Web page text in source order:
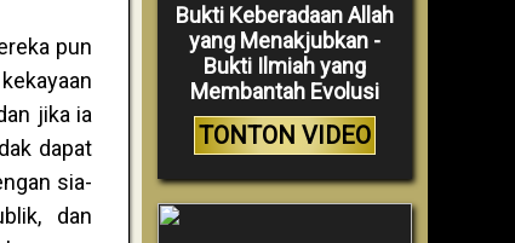
pun
jika ia
dapat
sia-
dan
Bukti Keberadaan Allah
yang Menakjubkan -
Bukti Ilmiah yang
Membantah Evolusi
TONTON VIDEO